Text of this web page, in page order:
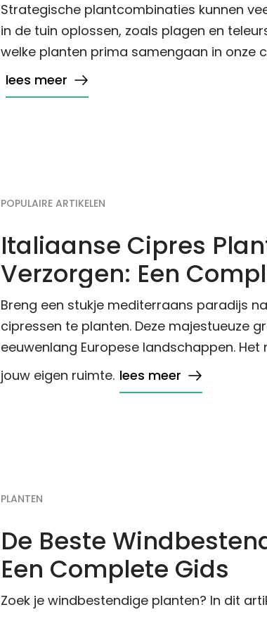
Strategische plantcombinaties kunnen
in de tuin oplossen, zoals plagen en
welke planten prima samengaan in onze
lees meer
POPULAIRE ARTIKELEN
Italiaanse Cipres
Verzorgen: Een
Breng een stukje mediterraans paradijs
cipressen te planten. Deze majestueuze
eeuwenlang Europese landschappen.
jouw eigen ruimte. lees meer
PLANTEN
De Beste
Een Complete Gids
Zoek je windbestendige planten? In dit